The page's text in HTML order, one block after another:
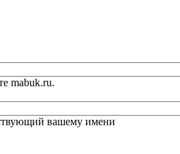
mabuk.ru.
вашему имени